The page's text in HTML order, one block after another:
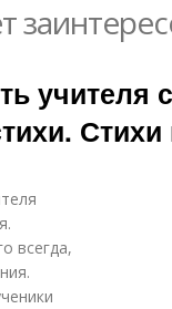
учителя
всегда,